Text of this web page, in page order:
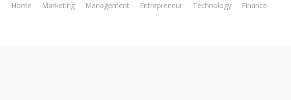
Home Marketing Management Entrepreneur Technology Finance